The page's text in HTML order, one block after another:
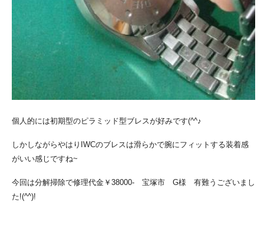
個人的には初期型のピラミッド型ブレスが好みです(^^♪
しかしながらやはりIWCのブレスは滑らかで腕にフィットする装着感
がいい感じですね~
今回は分解掃除で修理代金￥38000- 宝塚市 G様 有難うございまし
た!(^^)!